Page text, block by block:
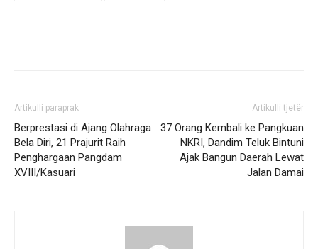
Artikulli paraprak
Berprestasi di Ajang Olahraga
Bela Diri, 21 Prajurit Raih
Penghargaan Pangdam
XVIII/Kasuari
Artikulli tjetër
37 Orang Kembali ke Pangkuan
NKRI, Dandim Teluk Bintuni
Ajak Bangun Daerah Lewat
Jalan Damai